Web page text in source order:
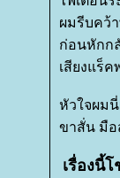
ผมรีบคว้
ก่อนหักก
เสียงแร็
หัวใจผม
ขาสั่น มือ
เรื่องนี้